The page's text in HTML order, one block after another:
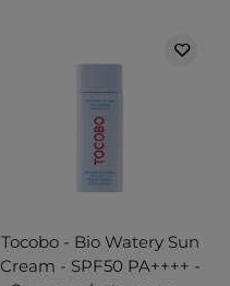
Tocobo - Bio Watery Sun
Cream - SPF50 PA++++ -